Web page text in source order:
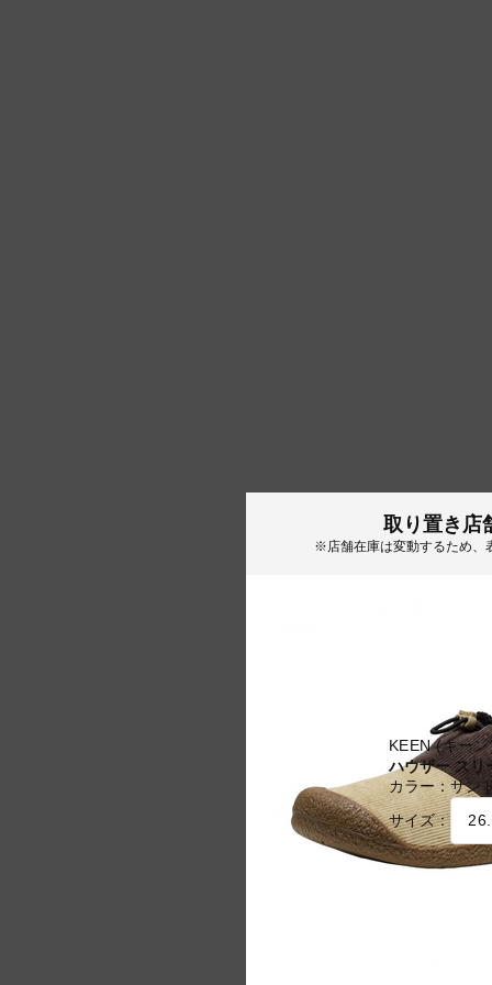
取り置き店
※店舗在庫は変動するため、
KEEN (キー
ハウザー スリ
カラー：サン
サイズ：